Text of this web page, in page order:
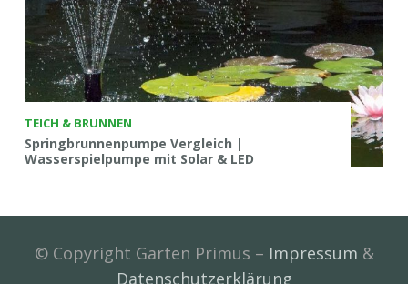
TEICH & BRUNNEN
Springbrunnenpumpe Vergleich |
Wasserspielpumpe mit Solar & LED
© Copyright Garten Primus – Impressum &
Datenschutzerklärung